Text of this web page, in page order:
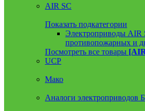
AIR SC
Показать подкатегории
Электроприводы AIR
противопожарных и
Посмотреть все товары
UCP
Мако
Аналоги электроприводов